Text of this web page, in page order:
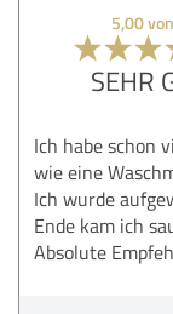
Beratung
5,00
SEHR
Ich habe schon
wie eine
Ich wurde
Ende kam ich
Absolute